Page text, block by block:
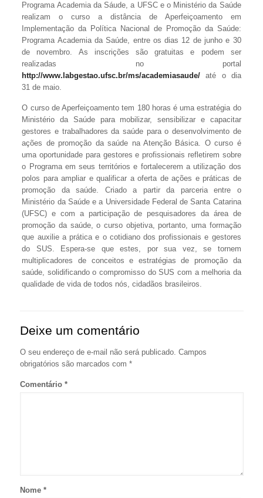
Programa Academia da Sáude, a UFSC e o Ministério da Saúde
realizam o curso a distância de Aperfeiçoamento em
Implementação da Política Nacional de Promoção da Saúde:
Programa Academia da Saúde, entre os dias 12 de junho e 30
de novembro. As inscrições são gratuitas e podem ser
realizadas no portal
http://www.labgestao.ufsc.br/ms/academiasaude/ até o dia
31 de maio.
O curso de Aperfeiçoamento tem 180 horas é uma estratégia do
Ministério da Saúde para mobilizar, sensibilizar e capacitar
gestores e trabalhadores da saúde para o desenvolvimento de
ações de promoção da saúde na Atenção Básica. O curso é
uma oportunidade para gestores e profissionais refletirem sobre
o Programa em seus territórios e fortalecerem a utilização dos
polos para ampliar e qualificar a oferta de ações e práticas de
promoção da saúde. Criado a partir da parceria entre o
Ministério da Saúde e a Universidade Federal de Santa Catarina
(UFSC) e com a participação de pesquisadores da área de
promoção da saúde, o curso objetiva, portanto, uma formação
que auxilie a prática e o cotidiano dos profissionais e gestores
do SUS. Espera-se que estes, por sua vez, se tornem
multiplicadores de conceitos e estratégias de promoção da
saúde, solidificando o compromisso do SUS com a melhoria da
qualidade de vida de todos nós, cidadãos brasileiros.
Deixe um comentário
O seu endereço de e-mail não será publicado. Campos
obrigatórios são marcados com *
Comentário *
Nome *